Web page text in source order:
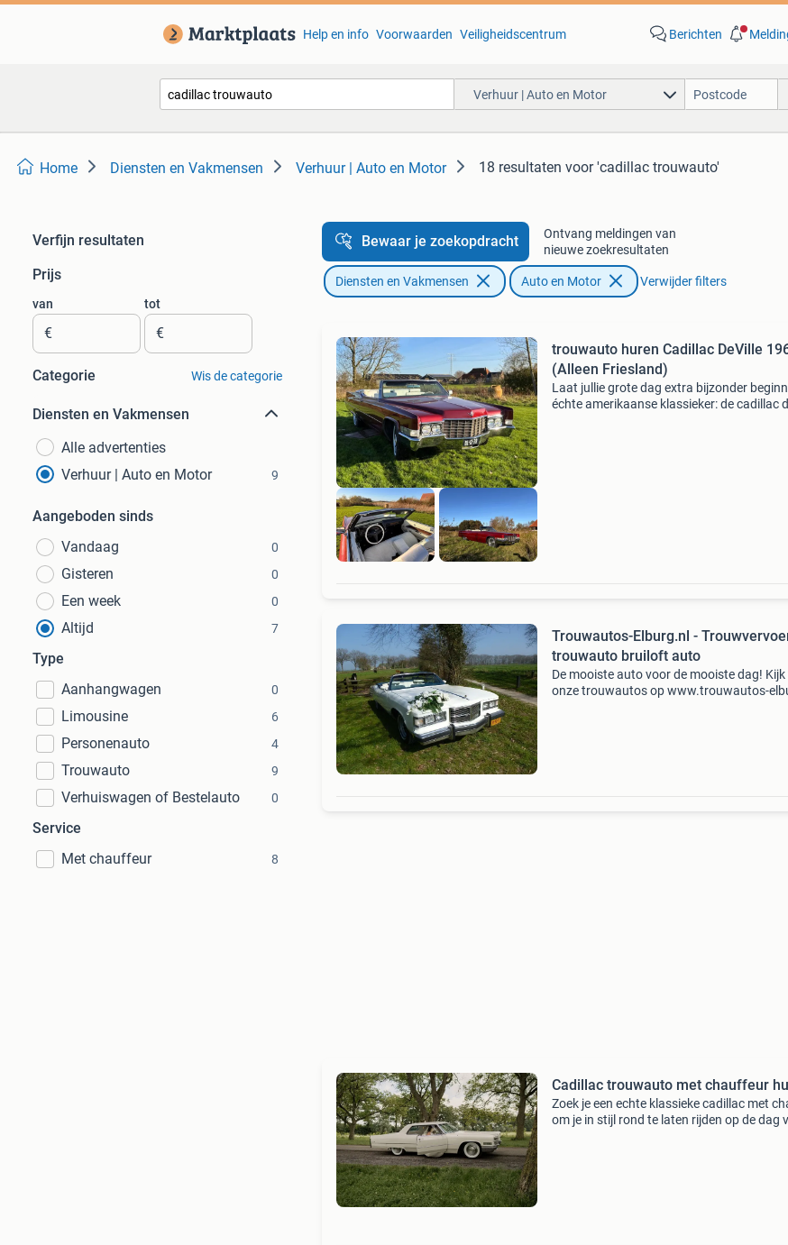
Help en info Voorwaarden Veiligheidscentrum Berichten
Verhuur | Auto en Motor
Home Diensten en Vakmensen Verhuur | Auto en Motor 18 resultaten voor 'cadillac trouwauto'
Verfijn resultaten
Prijs
van
€
tot
€
Categorie Wis de categorie
Diensten en Vakmensen
Alle advertenties
Verhuur | Auto en Motor
9
Aangeboden sinds
Vandaag
0
Gisteren 0
Een week 0
Altijd 7
Type
Aanhangwagen
0
Limousine 6
Personenauto 4
Trouwauto 9
Verhuiswagen of Bestelauto 0
Service
Met chauffeur
8
Bewaar je zoekopdracht
Ontvang meldingen van
nieuwe zoekresultaten
Diensten en Vakmensen Auto en Motor Verwijder filters
trouwauto huren Cadillac DeVille 1969
(Alleen Friesland)
Laat jullie grote dag extra bijzonder
échte amerikaanse klassieker: de cadillac
Trouwautos-Elburg.nl -
trouwauto bruiloft auto
De mooiste auto voor de mooiste dag! Kijk
onze trouwautos op www.trouwautos-
Cadillac trouwauto met chauffeur
Zoek je een echte klassieke cadillac met
om je in stijl rond te laten rijden op de dag